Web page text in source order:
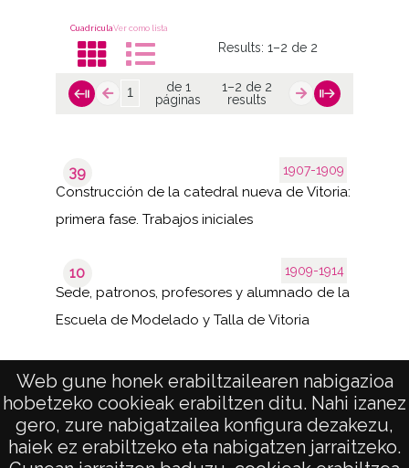
Web gune honek erabiltzailearen nabigazioa
hobetzeko cookieak erabiltzen ditu. Nahi izanez
gero, zure nabigatzailea konfigura dezakezu,
haiek ez erabiltzeko eta nabigatzen jarraitzeko.
CuadrículaVer como lista
Results:1–2 de 2
de 1
páginas
1–2 de 2
results
1907-1909
39
Construcción de la catedral nueva de Vitoria:
primera fase. Trabajos iniciales
1909-1914
10
Sede, patronos, profesores y alumnado de la
Escuela de Modelado y Talla de Vitoria
de 1
páginas
1–2 de
results